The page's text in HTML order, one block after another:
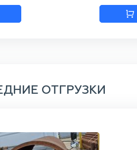
ОТГРУЗКИ